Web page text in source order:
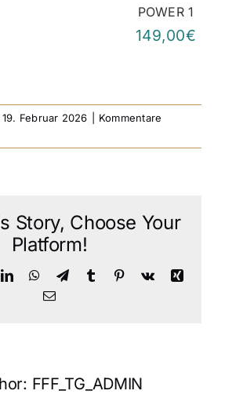
POWER 1
149,00€
19. Februar 2026
Kommentare
Story, Choose Your
Platform!
LinkedInWhatsApp
TelegramTumblr Pinterest
Vk
Xing
Email
FFF_TG_ADMIN